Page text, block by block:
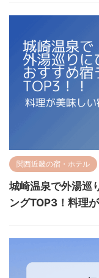
関西近畿の宿・ホテル
城崎温泉で外湯巡
ングTOP3！料理